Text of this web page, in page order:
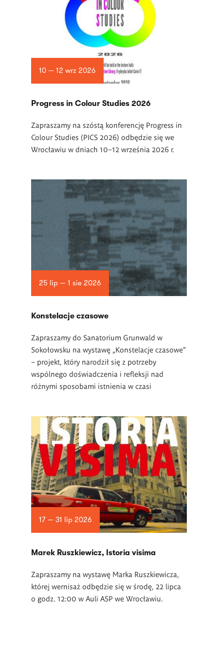
10 — 12 wrz 2026
Progress in Colour Studies 2026
Zapraszamy na szóstą konferencję Progress in
Colour Studies (PICS 2026) odbędzie się we
Wrocławiu w dniach 10–12 września 2026 r.
25 lip — 1 sie 2026
Konstelacje czasowe
Zapraszamy do Sanatorium Grunwald w
Sokołowsku na wystawę „Konstelacje czasowe”
– projekt, który narodził się z potrzeby
wspólnego doświadczenia i refleksji nad
różnymi sposobami istnienia w czasi
17 — 31 lip 2026
Marek Ruszkiewicz, Istoria visima
Zapraszamy na wystawę Marka Ruszkiewicza,
której wernisaż odbędzie się w środę, 22 lipca
o godz. 12:00 w Auli ASP we Wrocławiu.